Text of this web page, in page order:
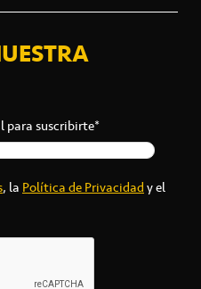
para suscribirte*
, laPolítica de Privacidady el